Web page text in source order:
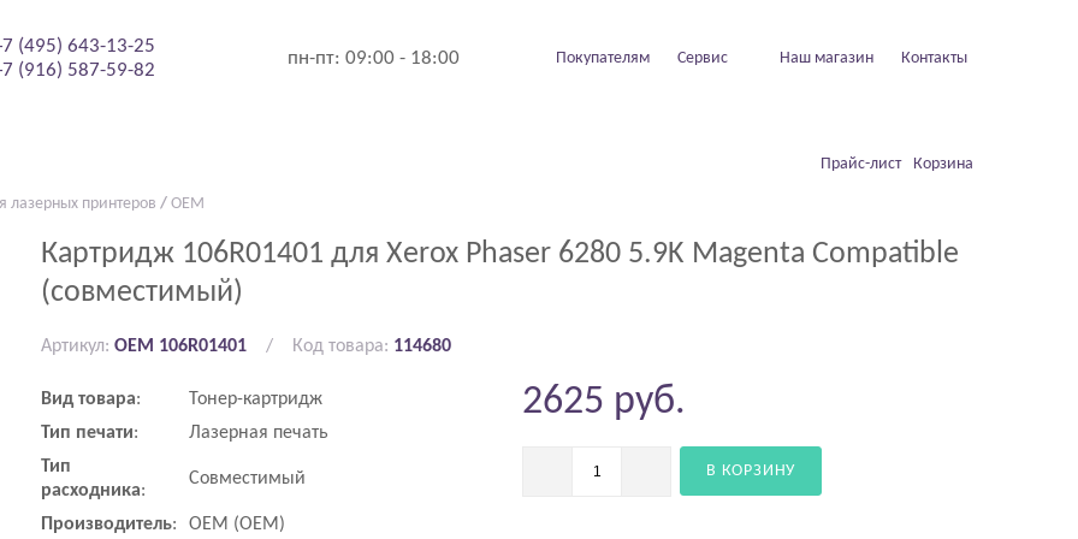
(495) 643-13-25
(916) 587-59-82
пн-пт: 09:00 - 18:00 Покупателям Сервис Наш магазин Контакты
Прайс-лист Корзина
лазерных принтеров / OEM
Картридж 106R01401 для Xerox Phaser 6280 5.9K Magenta Compatible
(совместимый)
Артикул: OEM 106R01401 Код товара: 114680
Вид товара:
Тонер-картридж
Тип печати:
Лазерная печать
Тип
расходника:
Совместимый
Производитель: OEM (ОЕМ)
2625 руб.
В КОРЗИНУ